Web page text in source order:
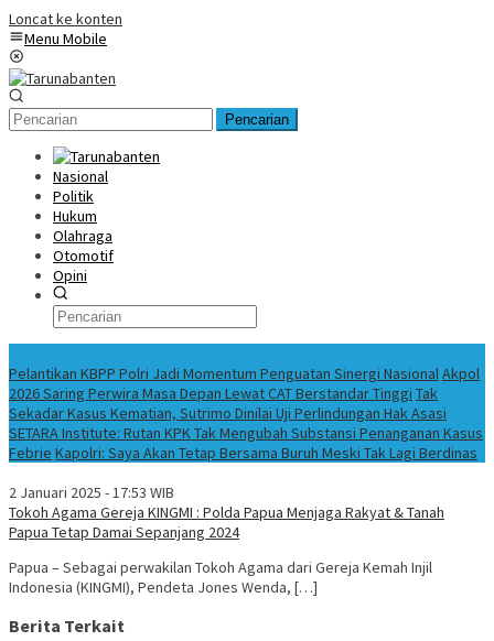
Loncat ke konten
Menu Mobile
Pencarian
Nasional
Politik
Hukum
Olahraga
Otomotif
Opini
Pelantikan KBPP Polri Jadi Momentum Penguatan Sinergi NasionalAkpol
2026 Saring Perwira Masa Depan Lewat CAT Berstandar Tinggi Tak
Sekadar Kasus Kematian, Sutrimo Dinilai Uji Perlindungan Hak Asasi
SETARA Institute: Rutan KPK Tak Mengubah Substansi Penanganan Kasus
Febrie Kapolri: Saya Akan Tetap Bersama Buruh Meski Tak Lagi Berdinas
2 Januari 2025 - 17:53 WIB
Tokoh Agama Gereja KINGMI : Polda Papua Menjaga Rakyat & Tanah
Papua Tetap Damai Sepanjang 2024
Papua – Sebagai perwakilan Tokoh Agama dari Gereja Kemah Injil
Indonesia (KINGMI), Pendeta Jones Wenda, […]
Berita Terkait